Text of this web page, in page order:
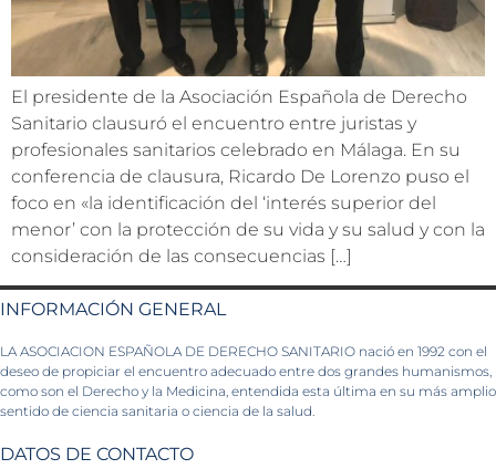
El presidente de la Asociación Española de Derecho
Sanitario clausuró el encuentro entre juristas y
profesionales sanitarios celebrado en Málaga. En su
conferencia de clausura, Ricardo De Lorenzo puso el
foco en «la identificación del ‘interés superior del
menor’ con la protección de su vida y su salud y con la
consideración de las consecuencias […]
INFORMACIÓN GENERAL
LA ASOCIACION ESPAÑOLA DE DERECHO SANITARIO nació en 1992 con el
deseo de propiciar el encuentro adecuado entre dos grandes humanismos,
como son el Derecho y la Medicina, entendida esta última en su más amplio
sentido de ciencia sanitaria o ciencia de la salud.
DATOS DE CONTACTO